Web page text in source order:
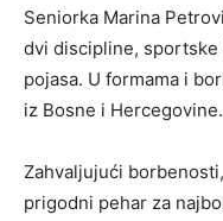
Seniorka Marina
dvi discipline,
pojasa. U formama i
iz Bosne i Hercegovine.
Zahvaljujući
prigodni pehar za